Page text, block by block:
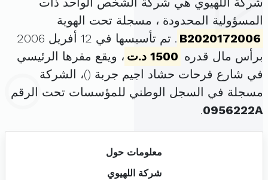
المسؤولية المحدودة ، مسجلة تحت الهوية
B2020172006
. تم تأسيسها في 12 أفريل 2006
برأس مال قدره 1500 د.ت
، ويقع مقرها الرئيسي
في شارع فرحات حشاد اجيم جربة ()، الشركة
مسجلة في السجل الوطني للمؤسسات تحت الرقم
0956222A
.
معلومات حول
شركة اللهيوي